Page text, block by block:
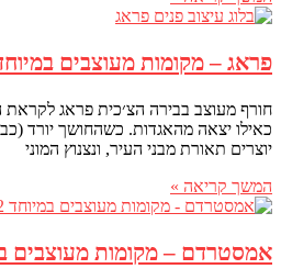
פראג – מקומות מעוצבים
חורף מעוצב בבירה הצ׳כית פראג
כאילו יצאה מהאגדות. כשהחושך יורד
יוצרים תאורת מבני העיר, ונצנוץ המוני
המשך קריאה »
אמסטרדם – מקומות מעוצבים